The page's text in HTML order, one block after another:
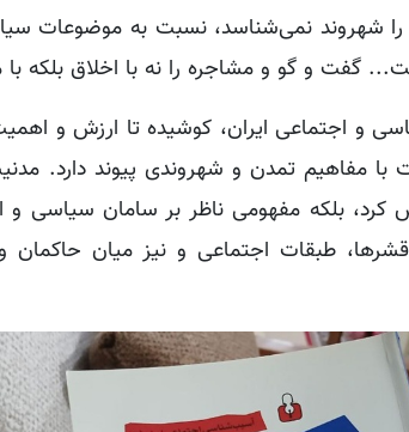
شهروند نمی‌شناسد، نسبت به موضوعات
گفت‌ و گو و مشاجره را نه با اخلاق بلکه
و اجتماعی ایران، کوشیده تا ارزش و
با مفاهیم تمدن و شهروندی پیوند دارد.
کرد، بلکه مفهومی ناظر بر سامان سیاسی و
قشرها، طبقات اجتماعی و نیز میان